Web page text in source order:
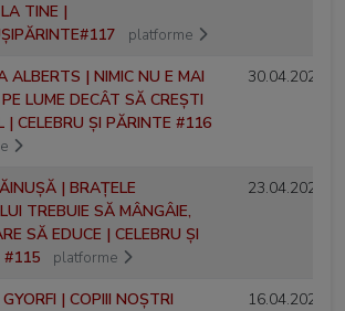
TINE |
platforme
ALBERTS | NIMIC NU E MAI
LUME DECÂT SĂ CREȘTI
| CELEBRU ȘI PĂRINTE #116
30.04.2026
| BRAȚELE
TREBUIE SĂ MÂNGÂIE,
SĂ EDUCE | CELEBRU ȘI
#115
platforme
23.04.2026
| COPIII NOȘTRI
16.04.2026